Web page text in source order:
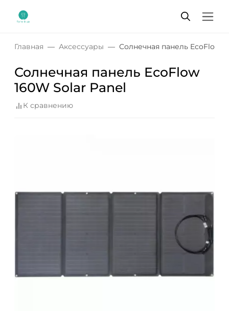
Главная Аксессуары Солнечная панель EcoFlow
Солнечная панель EcoFlow
160W Solar Panel
К сравнению